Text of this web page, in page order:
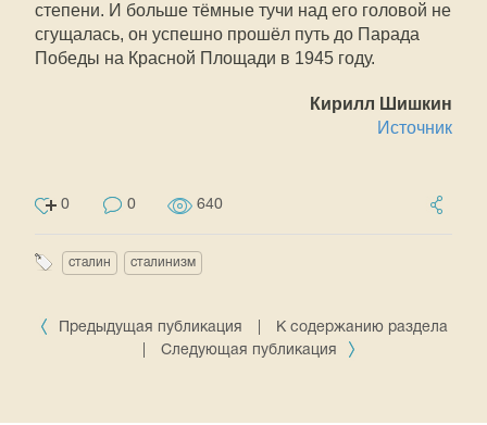
степени. И больше тёмные тучи над его головой не
сгущалась, он успешно прошёл путь до Парада
Победы на Красной Площади в 1945 году.
Кирилл Шишкин
Источник
0 0 640
сталин сталинизм
Предыдущая публикация
К содержанию раздела
Следующая публикация